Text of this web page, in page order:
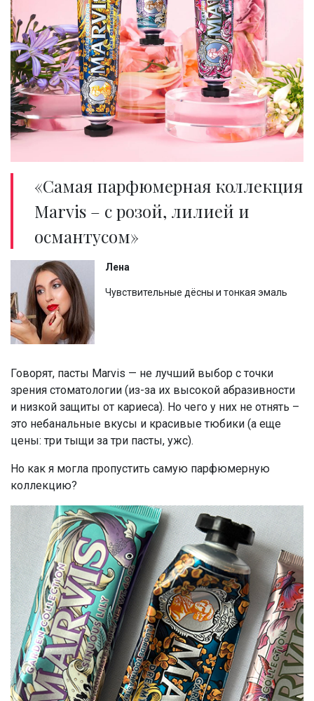
«Самая парфюмерная коллекция
Marvis – с розой, лилией и
османтусом»
Лена
Чувствительные дёсны и тонкая эмаль
Говорят, пасты Marvis — не лучший выбор с точки
зрения стоматологии (из-за их высокой абразивности
и низкой защиты от кариеса). Но чего у них не отнять –
это небанальные вкусы и красивые тюбики (а еще
цены: три тыщи за три пасты, ужс).
Но как я могла пропустить самую парфюмерную
коллекцию?